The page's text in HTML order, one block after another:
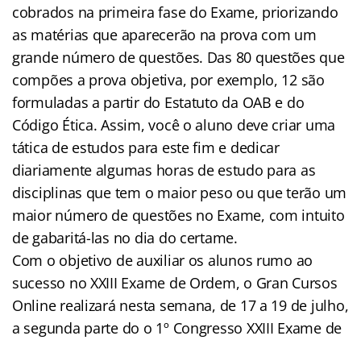
cobrados na primeira fase do Exame, priorizando
as matérias que aparecerão na prova com um
grande número de questões. Das 80 questões que
compões a prova objetiva, por exemplo, 12 são
formuladas a partir do Estatuto da OAB e do
Código Ética. Assim, você o aluno deve criar uma
tática de estudos para este fim e dedicar
diariamente algumas horas de estudo para as
disciplinas que tem o maior peso ou que terão um
maior número de questões no Exame, com intuito
de gabaritá-las no dia do certame.
Com o objetivo de auxiliar os alunos rumo ao
sucesso no XXIII Exame de Ordem, o Gran Cursos
Online realizará nesta semana, de 17 a 19 de julho,
a segunda parte do o 1º Congresso XXIII Exame de